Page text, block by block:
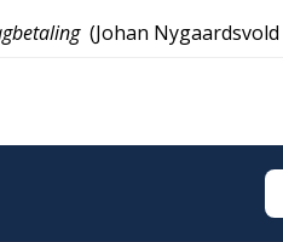
(Johan Nygaardsvold